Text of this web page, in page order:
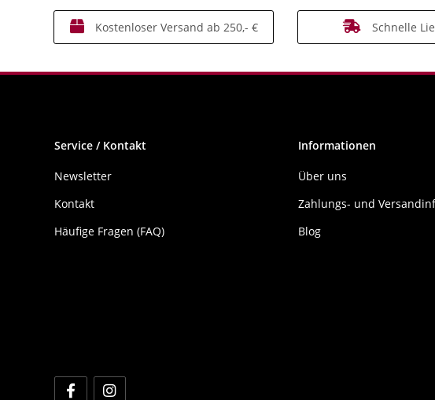
Kostenloser Versand ab 250,- € Schnelle
Service / Kontakt
Newsletter
Kontakt
Häufige Fragen (FAQ)
Informationen
Über uns
Zahlungs- und
Blog